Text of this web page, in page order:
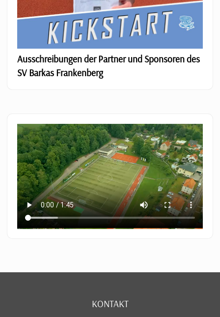
Ausschreibungen der Partner und Sponsoren des
SV Barkas Frankenberg
KONTAKT